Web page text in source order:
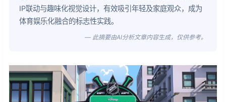
IP联动与趣味化视觉设计，有效吸引年轻及家庭观众，成为
体育娱乐化融合的标志性实践。
— 此摘要由AI分析文章内容生成，仅供参考。